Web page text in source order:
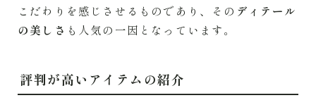
こだわりを感じさせるものであり、その ディテール
の美しさ も人気の一因となっています。
評判が高いアイテムの紹介